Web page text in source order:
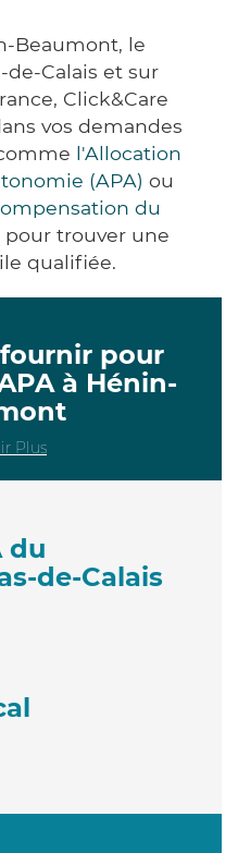
Beaumont, le
Calais et sur
Click&Care
vos demandes
l'Allocation
(APA) ou
du
pour trouver une
qualifiée.
pour
à Hénin-
Plus
du
de-Calais